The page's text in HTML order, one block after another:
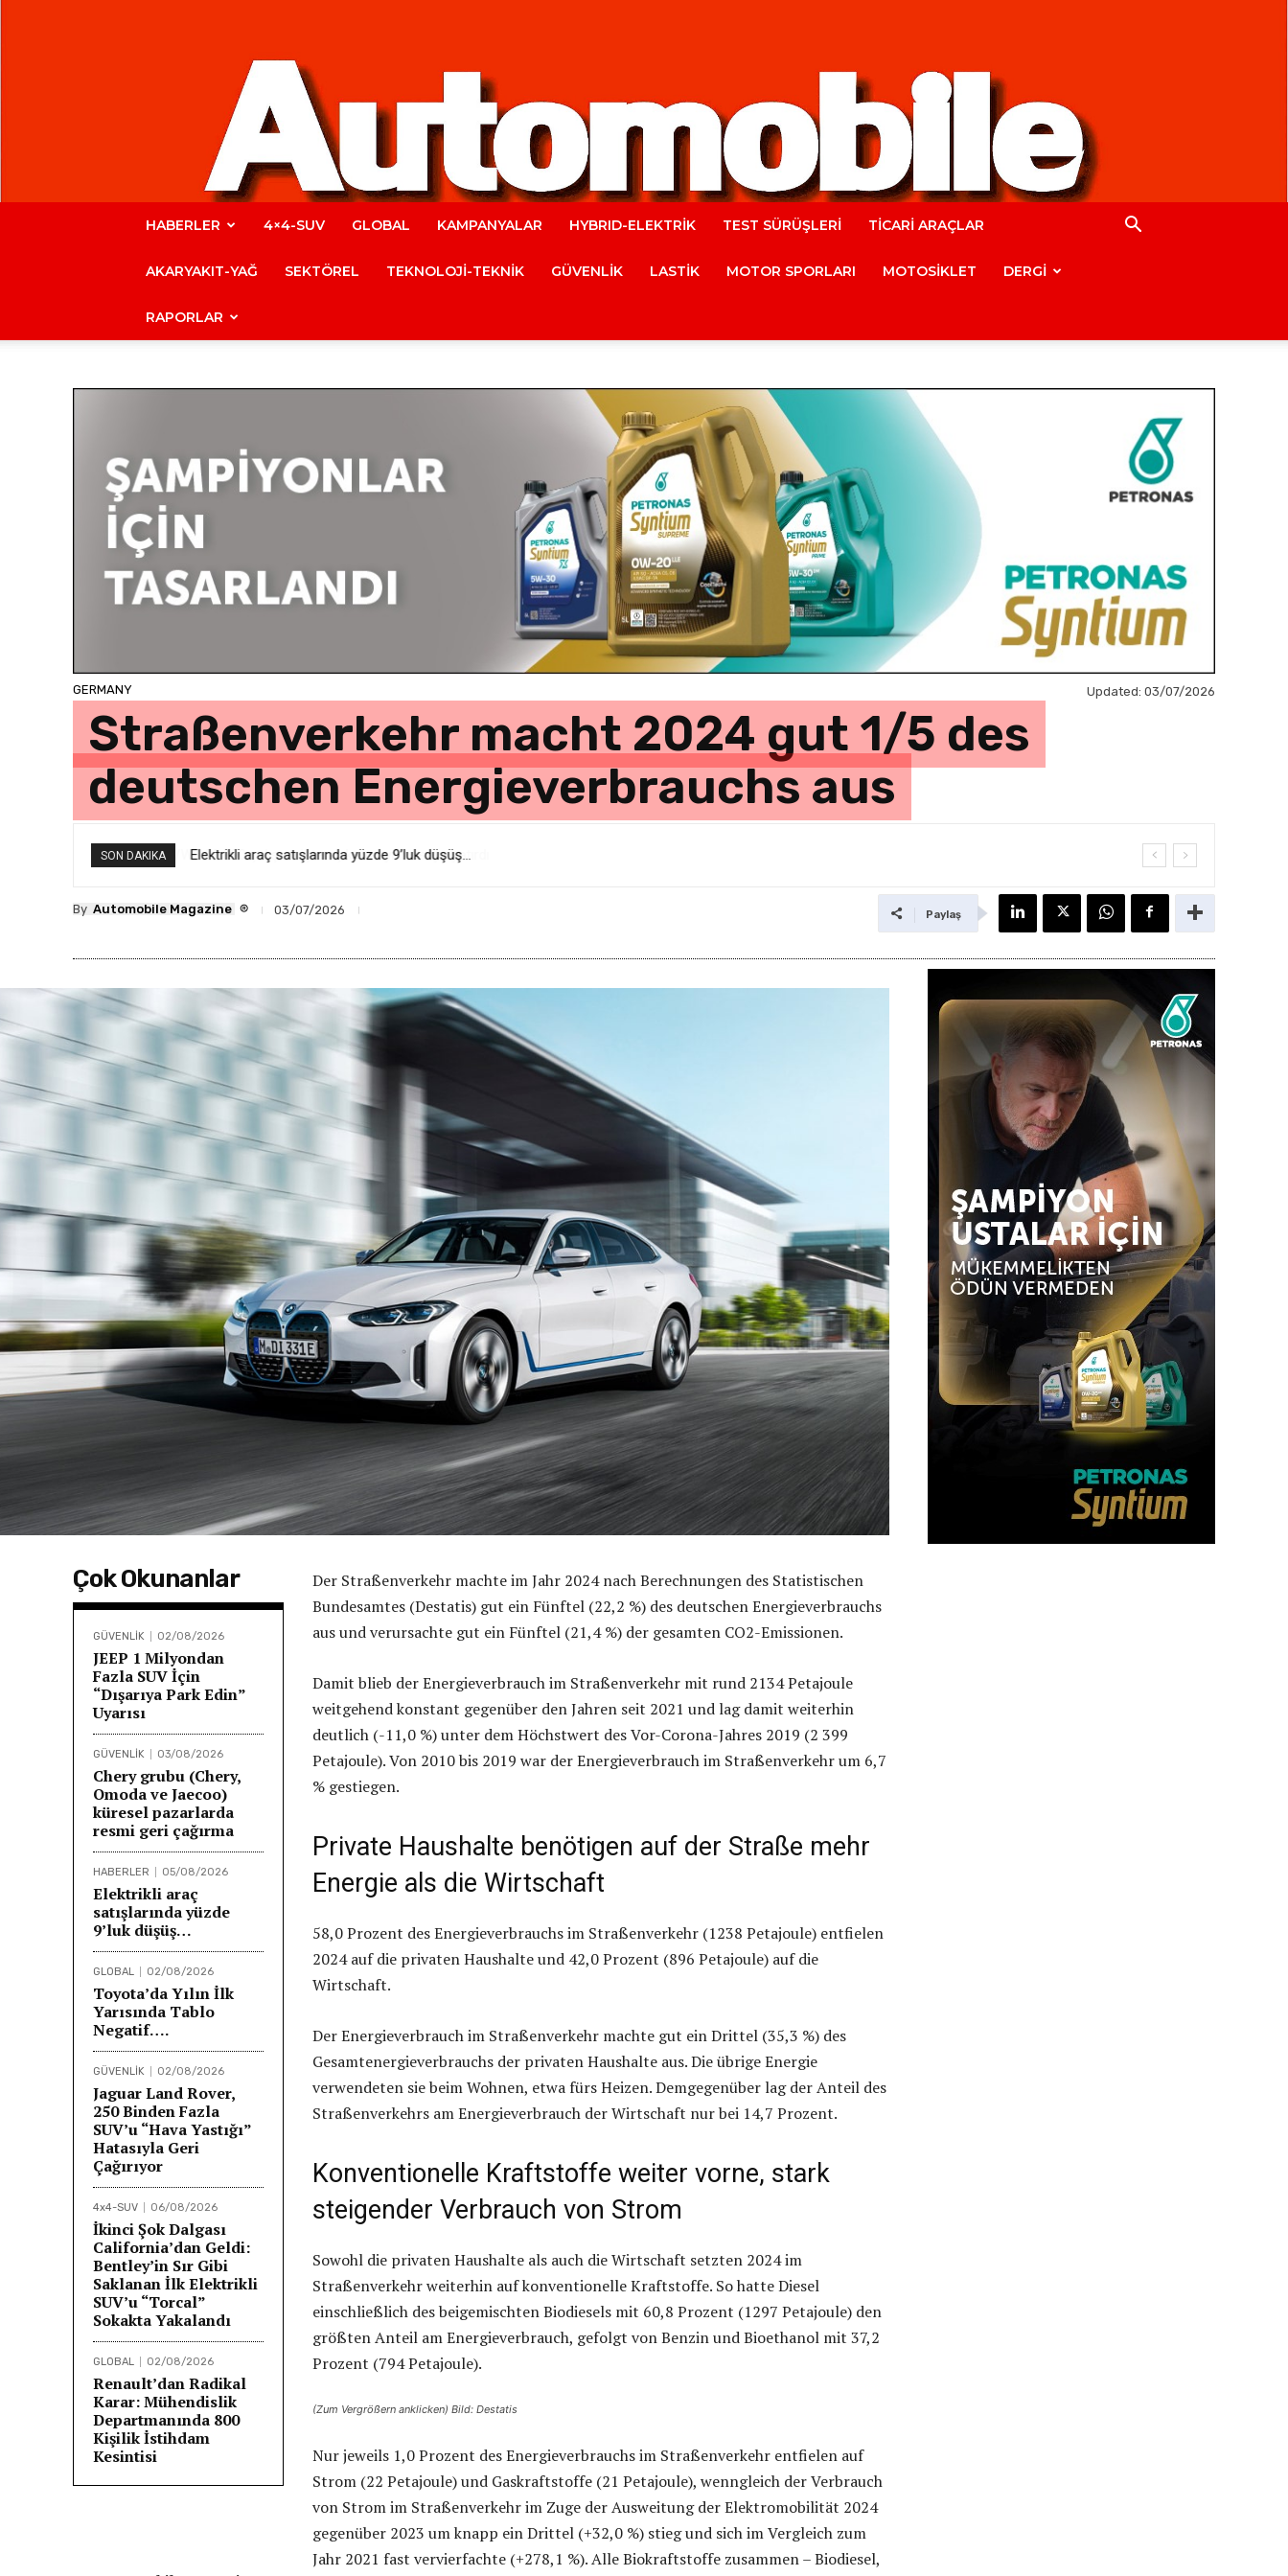
Automobile
Magazine
HABERLER 4×4-SUV GLOBAL KAMPANYALAR HYBRID-ELEKTRİK TEST SÜRÜŞLERİ TİCARİ ARAÇLAR
AKARYAKIT-YAĞ SEKTÖREL TEKNOLOJİ-TEKNİK GÜVENLİK LASTİK MOTOR SPORLARI MOTOSİKLET DERGİ
RAPORLAR
GERMANY Updated: 03/07/2026
Straßenverkehr macht 2024 gut 1/5 des
deutschen Energieverbrauchs aus
SON DAKIKA Elektrikli araç satışlarında yüzde 9’luk düşüş…
By Automobile Magazine ® 03/07/2026 Paylaş
Çok Okunanlar
GÜVENLİK 02/08/2026
JEEP 1 Milyondan
Fazla SUV İçin
“Dışarıya Park Edin”
Uyarısı
GÜVENLİK 03/08/2026
Chery grubu (Chery,
Omoda ve Jaecoo)
küresel pazarlarda
resmi geri çağırma
HABERLER 05/08/2026
Elektrikli araç
satışlarında yüzde
9’luk düşüş…
GLOBAL 02/08/2026
Toyota’da Yılın İlk
Yarısında Tablo
Negatif….
GÜVENLİK 02/08/2026
Jaguar Land Rover,
250 Binden Fazla
SUV’u “Hava Yastığı”
Hatasıyla Geri
Çağırıyor
4x4-SUV 06/08/2026
İkinci Şok Dalgası
California’dan Geldi:
Bentley’in Sır Gibi
Saklanan İlk Elektrikli
SUV’u “Torcal”
Sokakta Yakalandı
GLOBAL 02/08/2026
Renault’dan Radikal
Karar: Mühendislik
Departmanında 800
Kişilik İstihdam
Kesintisi
Der Straßenverkehr machte im Jahr 2024 nach Berechnungen des Statistischen
Bundesamtes (Destatis) gut ein Fünftel (22,2 %) des deutschen Energieverbrauchs
aus und verursachte gut ein Fünftel (21,4 %) der gesamten CO2-Emissionen.
Damit blieb der Energieverbrauch im Straßenverkehr mit rund 2134 Petajoule
weitgehend konstant gegenüber den Jahren seit 2021 und lag damit weiterhin
deutlich (-11,0 %) unter dem Höchstwert des Vor-Corona-Jahres 2019 (2 399
Petajoule). Von 2010 bis 2019 war der Energieverbrauch im Straßenverkehr um 6,7
% gestiegen.
Private Haushalte benötigen auf der Straße mehr
Energie als die Wirtschaft
58,0 Prozent des Energieverbrauchs im Straßenverkehr (1238 Petajoule) entfielen
2024 auf die privaten Haushalte und 42,0 Prozent (896 Petajoule) auf die
Wirtschaft.
Der Energieverbrauch im Straßenverkehr machte gut ein Drittel (35,3 %) des
Gesamtenergieverbrauchs der privaten Haushalte aus. Die übrige Energie
verwendeten sie beim Wohnen, etwa fürs Heizen. Demgegenüber lag der Anteil des
Straßenverkehrs am Energieverbrauch der Wirtschaft nur bei 14,7 Prozent.
Konventionelle Kraftstoffe weiter vorne, stark
steigender Verbrauch von Strom
Sowohl die privaten Haushalte als auch die Wirtschaft setzten 2024 im
Straßenverkehr weiterhin auf konventionelle Kraftstoffe. So hatte Diesel
einschließlich des beigemischten Biodiesels mit 60,8 Prozent (1297 Petajoule) den
größten Anteil am Energieverbrauch, gefolgt von Benzin und Bioethanol mit 37,2
Prozent (794 Petajoule).
(Zum Vergrößern anklicken) Bild: Destatis
Nur jeweils 1,0 Prozent des Energieverbrauchs im Straßenverkehr entfielen auf
Strom (22 Petajoule) und Gaskraftstoffe (21 Petajoule), wenngleich der Verbrauch
von Strom im Straßenverkehr im Zuge der Ausweitung der Elektromobilität 2024
gegenüber 2023 um knapp ein Drittel (+32,0 %) stieg und sich im Vergleich zum
Jahr 2021 fast vervierfachte (+278,1 %). Alle Biokraftstoffe zusammen – Biodiesel,